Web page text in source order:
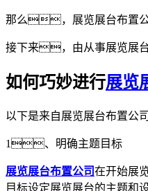
那么，展览展台布置
接下来，由从事展览展
如何巧妙进行展览
以下是来自展览展台布置
1、明确主题目标
展览展台布置公司在开始展
目标设定展览展台的主题